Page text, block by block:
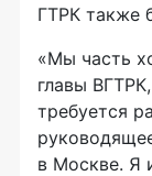
ГТРК также
«Мы часть
главы
требуется
в Москве. Я